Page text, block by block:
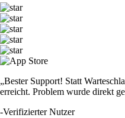
„Bester Support! Statt
erreicht. Problem wurde direkt
-Verifizierter Nutzer